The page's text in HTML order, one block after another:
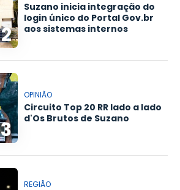
2
Suzano inicia integração do
login único do Portal Gov.br
aos sistemas internos
3
OPINIÃO
Circuito Top 20 RR lado a lado
d'Os Brutos de Suzano
REGIÃO